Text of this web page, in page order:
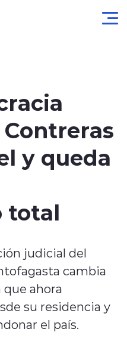
y queda
total
judicial del
cambia
ahora
su residencia y
el país.